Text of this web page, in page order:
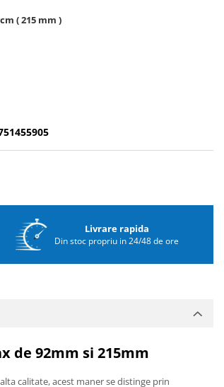
( 215 mm )
Livrare rapida
Din stoc propriu in 24/48 de ore
de 92mm si 215mm
calitate, acest maner se distinge prin